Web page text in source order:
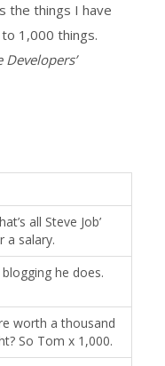
the things I have
1,000 things.
all Steve Job’
a salary.
he does.
worth a thousand
So Tom x 1,000.